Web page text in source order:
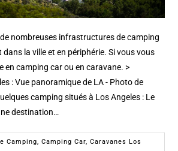
nombreuses infrastructures de camping
la ville et en périphérie. Si vous vous
en camping car ou en caravane. >
: Vue panoramique de LA - Photo de
camping situés à Los Angeles : Le
destination…
Camping, Camping Car, Caravanes Los